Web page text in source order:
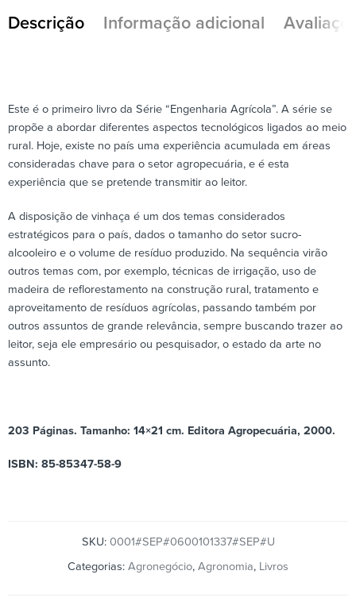
Descrição Informação adicional
Este é o primeiro livro da Série “Engenharia Agrícola”. A série se
propõe a abordar diferentes aspectos tecnológicos ligados ao meio
rural. Hoje, existe no país uma experiência acumulada em áreas
consideradas chave para o setor agropecuária, e é esta
experiência que se pretende transmitir ao leitor.
A disposição de vinhaça é um dos temas considerados
estratégicos para o país, dados o tamanho do setor sucro-
alcooleiro e o volume de resíduo produzido. Na sequência virão
outros temas com, por exemplo, técnicas de irrigação, uso de
madeira de reflorestamento na construção rural, tratamento e
aproveitamento de resíduos agrícolas, passando também por
outros assuntos de grande relevância, sempre buscando trazer ao
leitor, seja ele empresário ou pesquisador, o estado da arte no
assunto.
203 Páginas. Tamanho: 14×21 cm. Editora Agropecuária, 2000.
ISBN: 85-85347-58-9
SKU: 0001#SEP#0600101337#SEP#U
Categorias: Agronegócio, Agronomia, Livros